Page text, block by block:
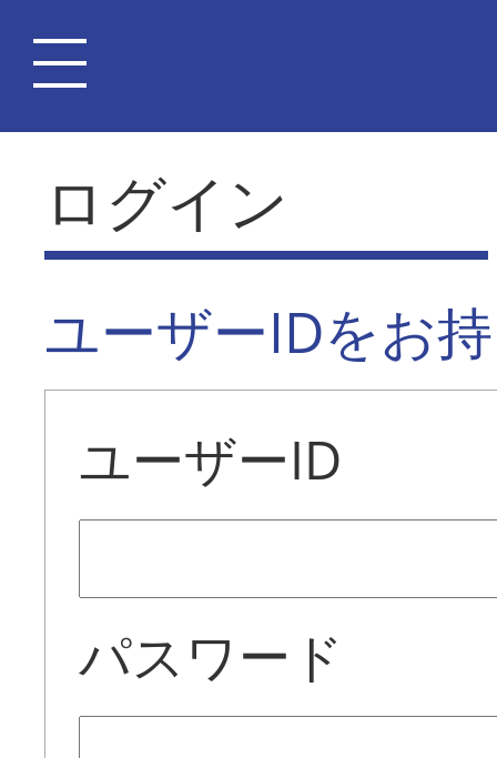
ログイン
ユーザーIDをお
ユーザーID
パスワード